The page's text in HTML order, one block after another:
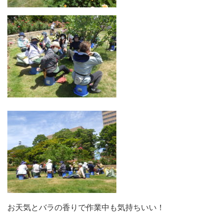
お天気とバラの香りで作業中も気持ちいい！